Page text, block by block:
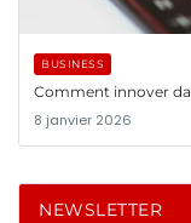
BUSINESS
Comment innover
8 janvier 2026
NEWSLETTER